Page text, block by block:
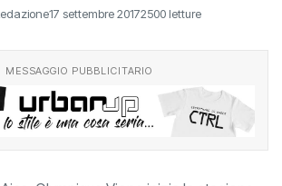
17 settembre 20172500 letture
MESSAGGIO PUBBLICITARIO